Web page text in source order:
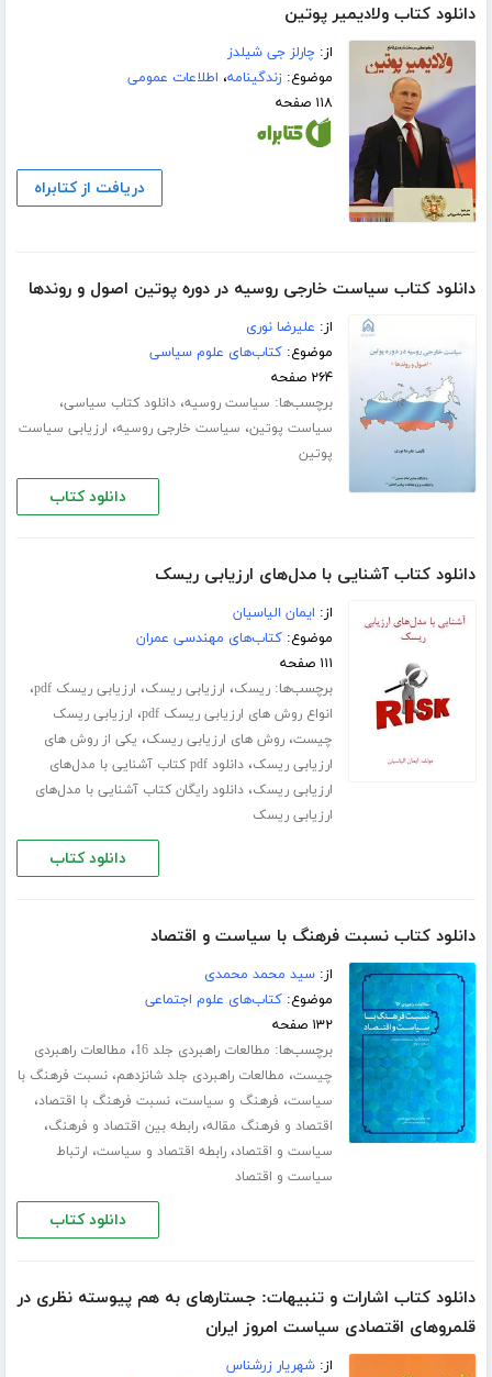
دانلود کتاب ولادیمیر پوتین
از:چارلز جی شیلدز
موضوع:زندگینامه، اطلاعات عمومی
۱۱۸ صفحه
دریافت از کتابراه
دانلود کتاب سیاست خارجی روسیه در دوره پوتین اصول و روندها
از: علیرضا نوری
موضوع:کتاب‌های علوم سیاسی
۲۶۴ صفحه
برچسب‌ها: سیاست روسیه،دانلود کتاب سیاسی،
سیاست پوتین، سیاست خارجی روسیه، ارزیابی سیاست
پوتین
دانلود کتاب
دانلود کتاب آشنایی با مدل‌های ارزیابی ریسک
از: ایمان الیاسیان
موضوع:کتاب‌های مهندسی عمران
۱۱۱ صفحه
برچسب‌ها:ریسک، ارزیابی ریسک، ارزیابی ریسک pdf ،
انواع روش های ارزیابی ریسک pdf ، ارزیابی ریسک
چیست،روش های ارزیابی ریسک، یکی از روش های
ارزیابی ریسک،
دانلود pdf کتاب آشنایی با مدل‌های
ارزیابی ریسک،دانلود رایگان کتاب آشنایی با مدل‌های
ارزیابی ریسک
دانلود کتاب
دانلود کتاب نسبت فرهنگ با سیاست و اقتصاد
از:سید محمد محمدی
موضوع:کتاب‌های علوم اجتماعی
۱۳۲ صفحه
برچسب‌ها: مطالعات راهبردی جلد 16 ، مطالعات راهبردی
چیست، مطالعات راهبردی جلد شانزدهم،نسبت فرهنگ با
سیاست، فرهنگ و سیاست،نسبت فرهنگ با اقتصاد،
اقتصاد و فرهنگ مقاله،رابطه بین اقتصاد و فرهنگ،
سیاست و اقتصاد،رابطه اقتصاد و سیاست، ارتباط
سیاست و اقتصاد
دانلود کتاب
دانلود کتاب اشارات و تنبیهات: جستارهای به هم پیوسته نظری در
قلمروهای اقتصادی سیاست امروز ایران
از:شهریار زرشناس